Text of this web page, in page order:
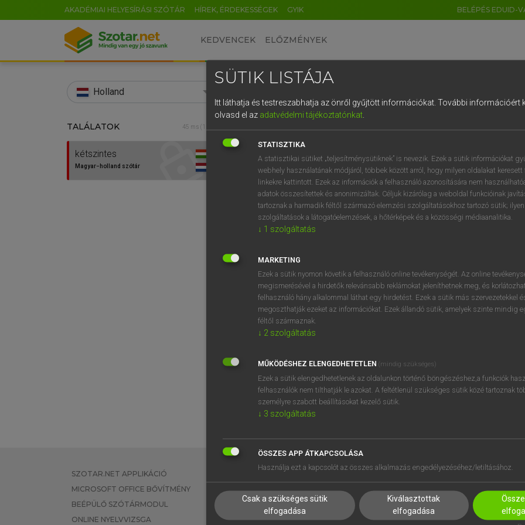
AKADÉMIAI HELYESÍRÁSI SZÓTÁR HÍREK, ÉRDEKESSÉGEK GYIK BELÉPÉS EDUID-
KEDVENCEK ELŐZMÉNYEK
Holland
TALÁLATOK 45 ms (1 db)
kétszintes
Magyar−holland szótár
Magyar−holland szótár
VAN ELŐFIZETÉSED?
megtekintéséhez.
BELÉPÉS
próbaverziójának
regisztrálok ésbelépek.
REGISZTRÁCIÓ
SZOTAR.NET APPLIKÁCIÓ
MICROSOFT OFFICE BŐVÍTMÉNY
BEÉPÜLŐ SZÓTÁRMODUL
ONLINE NYELVVIZSGA
EGYÉNI FELHASZNÁLÓKNAK
TANULÓKNAK
OKTATÁSI INTÉZMÉNYEKNEK
VÁLLALATI MEGOLDÁSOK
RÓLUNK
ELÉRHETŐSÉG
SÜTI BEÁLLÍTÁSOK
SÜTIK LISTÁJA
Itt láthatja és testreszabhatja az önről gyűjtött információkat. További információért
olvasd el az adatvédelmi tájékoztatónkat.
STATISZTIKA
A statisztikai sütiket „teljesítménysütiknek” is nevezik. Ezek a sütik információkat
webhely használatának módjáról, többek között arról, hogy milyen oldalakat keresett
linkekre kattintott. Ezek az információk a felhasználó azonosítására nem
adatok összesítettek és anonimizáltak. Céljuk kizárólag a weboldal funkcióinak
tartoznak a harmadik féltől származó elemzési szolgáltatásokhoz tartozó sütik;
szolgáltatások a látogatóelemzések, a hőtérképek és a közösségi médiaanalitika.
↓ 1 szolgáltatás
MARKETING
Ezek a sütik nyomon követik a felhasználó online tevékenységét. Az online
megismerésével a hirdetők relevánsabb reklámokat jeleníthetnek meg, és
felhasználó hány alkalommal láthat egy hirdetést. Ezek a sütik más szervezetekkel
megoszthatják ezeket az információkat. Ezek állandó sütik, amelyek szinte mindig
féltől származnak.
↓ 2 szolgáltatás
MŰKÖDÉSHEZ ELENGEDHETETLEN (mindig szükséges)
Ezek a sütik elengedhetetlenek az oldalunkon történő böngészéshez,a funkciók
felhasználók nem tilthatják le azokat. A feltétlenül szükséges sütik közé tartoznak
személyre szabott beállításokat kezelő sütik.
↓ 3 szolgáltatás
ÖSSZES APP ÁTKAPCSOLÁSA
Használja ezt a kapcsolót az összes alkalmazás engedélyezéséhez/letiltásához.
Csak a szükséges sütik
elfogadása
Kiválasztottak
elfogadása
EN HU DE CN FR ES IT NL
0 1 2 3 4 5 6 7 8 9
q w e r t z u i
a s d f g h j k l é
í y x c v b n m , .